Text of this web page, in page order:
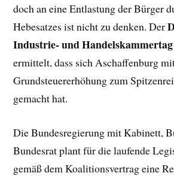
doch an eine Entlastung der Bürger
Hebesatzes ist nicht zu denken. Der
Industrie- und
ermittelt, dass sich Aschaffenburg
Grundsteuererhöhung zum
gemacht hat.
Die Bundesregierung mit Kabinett,
Bundesrat plant für die laufende
gemäß dem Koalitionsvertrag eine